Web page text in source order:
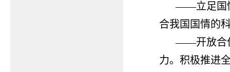
——立足国
合我国国情的
——开放合
力。积极推进